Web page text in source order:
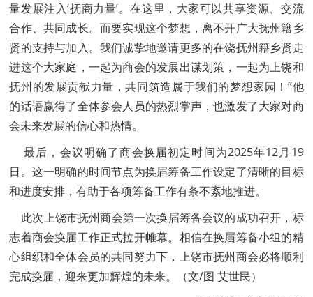
量发展注入‘抚商力量’。在这里，大家可以共享资源、交流
合作、共同成长。而要实现这个梦想，离不开广大抚州籍乡
贤的支持与加入。我们诚挚地邀请更多的在饶抚州籍乡贤走
进这个大家庭，一起为商会的发展出谋划策，一起为上饶和
抚州的发展贡献力量，共同筑造属于我们的梦想家园！”他
的话语赢得了全体参会人员的热烈掌声，也激发了大家对商
会未来发展的信心和热情。
最后，会议明确了商会换届初定时间为2025年12月19
日。这一明确的时间节点为换届筹备工作设定了清晰的目标
和进度安排，有助于各项筹备工作有条不紊地推进。
此次上饶市抚州商会第一次换届筹备会议的成功召开，标
志着商会换届工作正式拉开帷幕。相信在换届筹备小组的精
心组织和全体会员的共同努力下，上饶市抚州商会必将顺利
完成换届，迎来更加辉煌的未来。（文/图 艾世民）